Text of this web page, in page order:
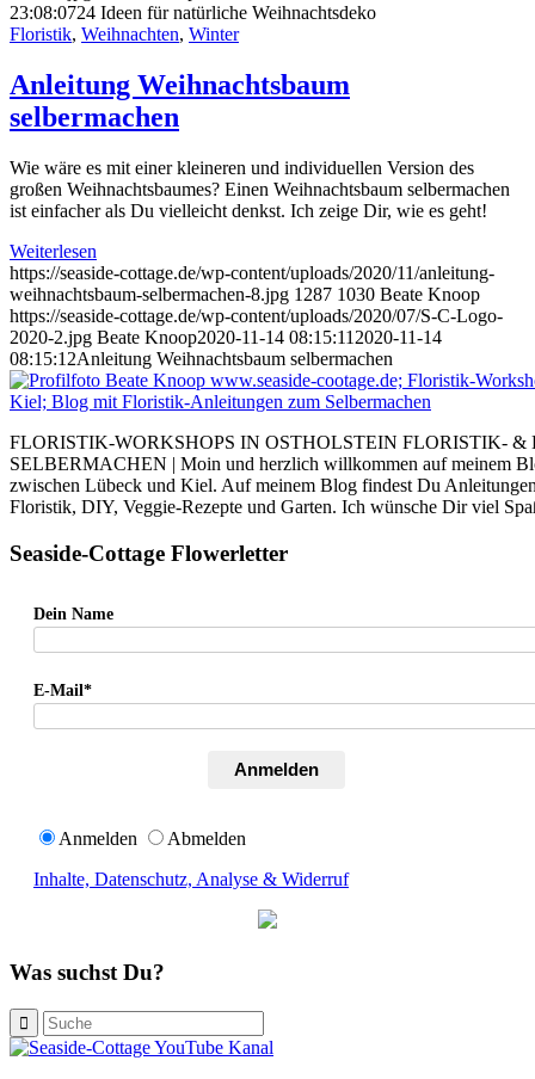
23:08:0724 Ideen für natürliche Weihnachtsdeko
Floristik, Weihnachten, Winter
Anleitung Weihnachtsbaum
selbermachen
Wie wäre es mit einer kleineren und individuellen Version des
großen Weihnachtsbaumes? Einen Weihnachtsbaum selbermachen
ist einfacher als Du vielleicht denkst. Ich zeige Dir, wie es geht!
Weiterlesen
https://seaside-cottage.de/wp-content/uploads/2020/11/anleitung-
weihnachtsbaum-selbermachen-8.jpg 1287 1030 Beate Knoop
https://seaside-cottage.de/wp-content/uploads/2020/07/S-C-Logo-
2020-2.jpg Beate Knoop2020-11-14 08:15:11 2020-11-14
08:15:12Anleitung Weihnachtsbaum selbermachen
FLORISTIK-WORKSHOPS IN OSTHOLSTEIN FLORISTIK-
SELBERMACHEN | Moin und herzlich willkommen auf meinem
zwischen Lübeck und Kiel. Auf meinem Blog findest Du
Floristik, DIY, Veggie-Rezepte und Garten. Ich wünsche Dir viel
Seaside-Cottage Flowerletter
Dein Name
E-Mail*
Anmelden
Anmelden
Abmelden
Inhalte, Datenschutz, Analyse & Widerruf
Was suchst Du?